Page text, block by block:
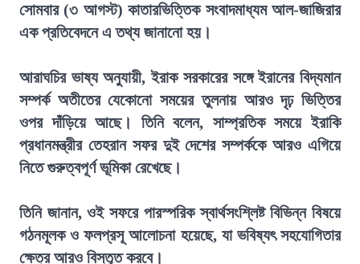
সোমবার (৩ আগস্ট) কাতারভিত্তিক সংবাদমাধ্যম আল-জাজিরার
এক প্রতিবেদনে এ তথ্য জানানো হয়।
আরাঘচির ভাষ্য অনুযায়ী, ইরাক সরকারের সঙ্গে ইরানের বিদ্যমান
সম্পর্ক অতীতের যেকোনো সময়ের তুলনায় আরও দৃঢ় ভিত্তির
ওপর দাঁড়িয়ে আছে। তিনি বলেন, সাম্প্রতিক সময়ে ইরাকি
প্রধানমন্ত্রীর তেহরান সফর দুই দেশের সম্পর্ককে আরও এগিয়ে
নিতে গুরুত্বপূর্ণ ভূমিকা রেখেছে।
তিনি জানান, ওই সফরে পারস্পরিক স্বার্থসংশ্লিষ্ট বিভিন্ন বিষয়ে
গঠনমূলক ও ফলপ্রসূ আলোচনা হয়েছে, যা ভবিষ্যৎ সহযোগিতার
ক্ষেত্র আরও বিস্তৃত করবে।